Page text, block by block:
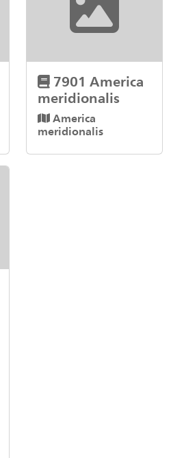
7901 America
meridionalis
America
meridionalis